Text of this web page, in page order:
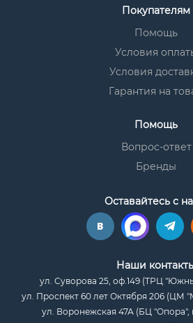
Покупателям
Помощь
Условия
Условия
Гарантия на
Помощь
Вопрос-ответ
Бренды
Оставайтесь с
Наши
ул. Суворова 25, оф.149 (ТРЦ
ул. Проспект 60 лет Октября 206 (ЦМ
ул. Воронежская 47А (БЦ "Опора",